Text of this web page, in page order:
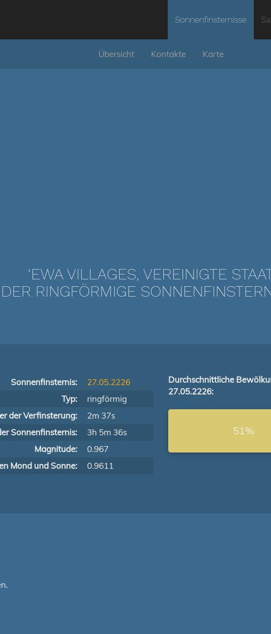
Sonnenfinsternisse
Übersicht Kontakte Karte
‘EWA VILLAGES, VEREINIGTE
RINGFÖRMIGE
Sonnenfinsternis:
27.05.2226
Typ:
ringförmig
der Verfinsterung:
2m 37s
Sonnenfinsternis:
3h 5m 36s
Magnitude:
0.967
Mond und Sonne:
0.9611
Durchschnittliche
27.05.2226:
51%